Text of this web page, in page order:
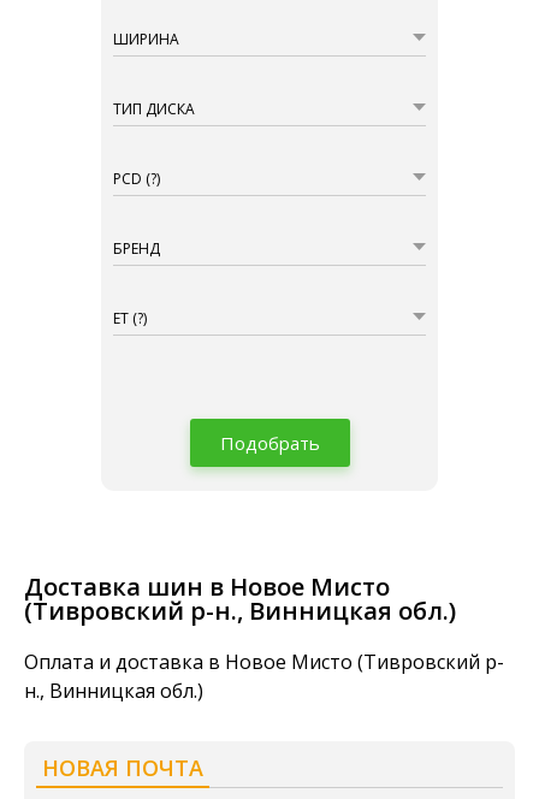
ШИРИНА
ТИП ДИСКА
PCD (?)
БРЕНД
ET (?)
Подобрать
Доставка шин в Новое Мисто
(Тивровский р-н., Винницкая обл.)
Оплата и доставка в Новое Мисто (Тивровский р-
н., Винницкая обл.)
НОВАЯ ПОЧТА